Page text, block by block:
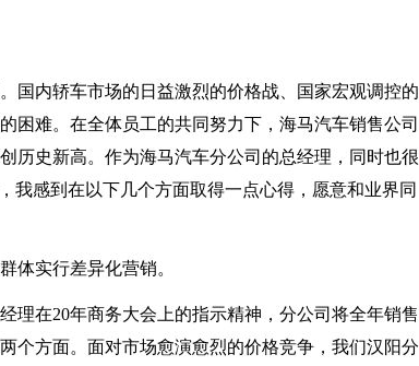
国内轿车市场的日益激烈的价格战、国家宏观调控的
困难。在全体员工的共同努力下，海马汽车销售公司
历史新高。作为海马汽车分公司的总经理，同时也很
我感到在以下几个方面取得一点心得，愿意和业界同
体实行差异化营销。
理在20年商务大会上的指示精神，分公司将全年销售
个方面。面对市场愈演愈烈的价格竞争，我们汉阳分